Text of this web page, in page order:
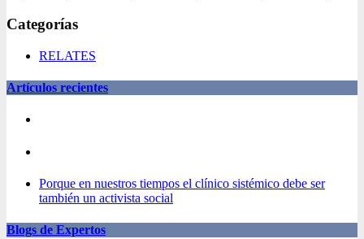
Categorías
RELATES
Artículos recientes
Porque en nuestros tiempos el clínico sistémico debe ser
también un activista social
Blogs de Expertos